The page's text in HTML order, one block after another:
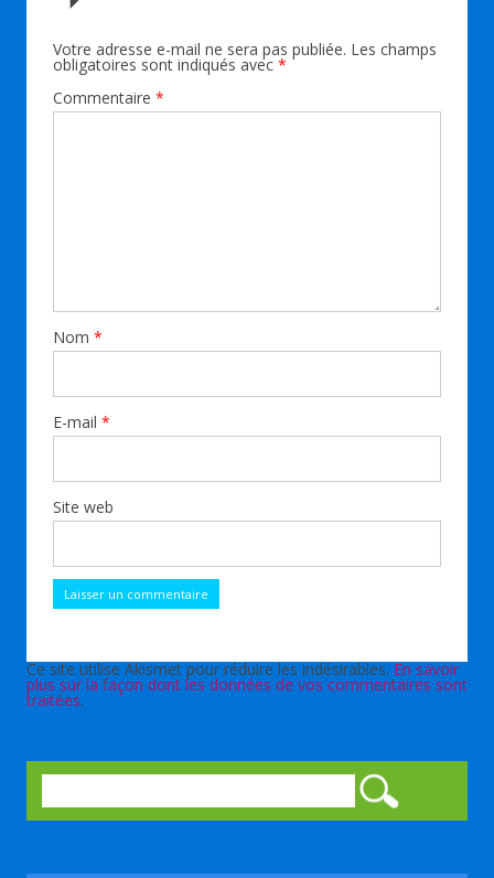
Votre adresse e-mail ne sera pas publiée. Les champs
obligatoires sont indiqués avec *
Commentaire *
Nom *
E-mail *
Site web
Ce site utilise Akismet pour réduire les indésirables.En savoir
plus sur la façon dont les données de vos commentaires sont
traitées.